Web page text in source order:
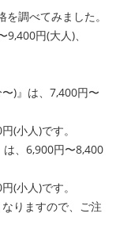
調べてみました。
円(大人)、
)』は、7,400円〜
(小人)です。
は、6,900円〜8,400
(小人)です。
りますので、ご注